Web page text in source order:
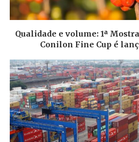
Qualidade e volume: 1ª
Conilon Fine Cup é